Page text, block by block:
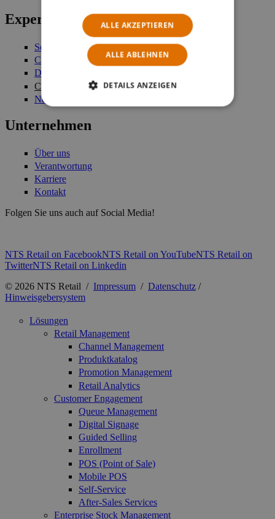
Expertise
Services
Case Studies
Demo anfordern
Customer Login
Newsletter
Unternehmen
Über uns
Verantwortung
Karriere
Kontakt
Folgen Sie uns auch auf Social Media!
NTS Retail on FacebookNTS Retail on YouTubeNTS Retail on
TwitterNTS Retail on Linkedin
© 2026 NTS Retail / Impressum / Datenschutz /
Hinweisgebersystem
Lösungen
Retail Management
Channel Management
Produktkatalog
Promotion Management
Retail Analytics
Customer Engagement
Queue Management
Digital Signage
Guided Selling
Enrollment
POS (Point of Sale)
Mobile POS
Self-Service
After-Sales Services
Enterprise Stock Management
ALLE AKZEPTIEREN
ALLE ABLEHNEN
DETAILS ANZEIGEN